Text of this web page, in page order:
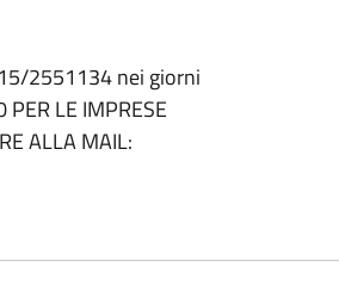
2551134 nei giorni
LE IMPRESE
ALLA MAIL: